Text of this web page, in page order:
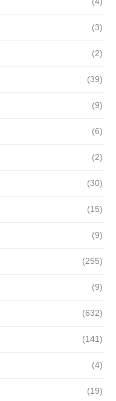
(3)
(2)
(39)
(9)
(6)
(2)
(30)
(15)
(9)
(255)
(9)
(632)
(141)
(4)
(19)